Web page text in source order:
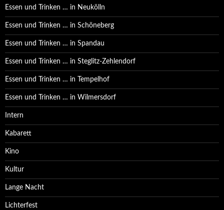
Essen und Trinken … in Neukölln
Essen und Trinken … in Schöneberg
Essen und Trinken … in Spandau
Essen und Trinken … in Steglitz-Zehlendorf
Essen und Trinken … in Tempelhof
Essen und Trinken … in Wilmersdorf
Intern
Kabarett
Kino
Kultur
Lange Nacht
Lichterfest